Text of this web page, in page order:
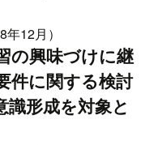
12月）
の興味づけに継
件に関する検討
識形成を対象と